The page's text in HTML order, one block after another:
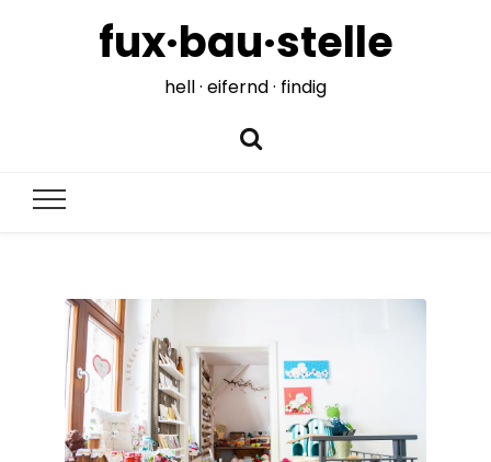
fux·bau·stelle
hell · eifernd · findig